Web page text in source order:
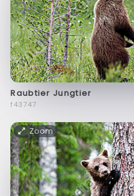
Raubtier Jungtier
f43747
Zoom